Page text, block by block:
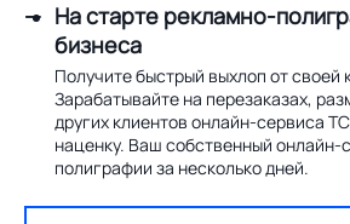
На старте рекламно-
бизнеса
Получите быстрый выхлоп от своей
Зарабатывайте на перезаказах,
других клиентов онлайн-сервиса
наценку. Ваш собственный онлайн-
полиграфии за несколько дней.